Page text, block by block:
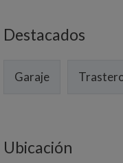
Destacados
Garaje
Ubicación